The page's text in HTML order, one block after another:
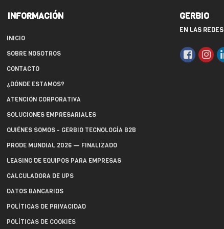
INFORMACIÓN
INICIO
SOBRE NOSOTROS
CONTACTO
¿DÓNDE ESTAMOS?
ATENCIÓN CORPORATIVA
SOLUCIONES EMPRESARIALES
QUIÉNES SOMOS - GERBIO TECNOLOGÍA B2B
PRODE MUNDIAL 2026 — FINALIZADO
LEASING DE EQUIPOS PARA EMPRESAS
CALCULADORA DE UPS
DATOS BANCARIOS
POLÍTICAS DE PRIVACIDAD
POLÍTICAS DE COOKIES
GERBIO
EN LAS REDES